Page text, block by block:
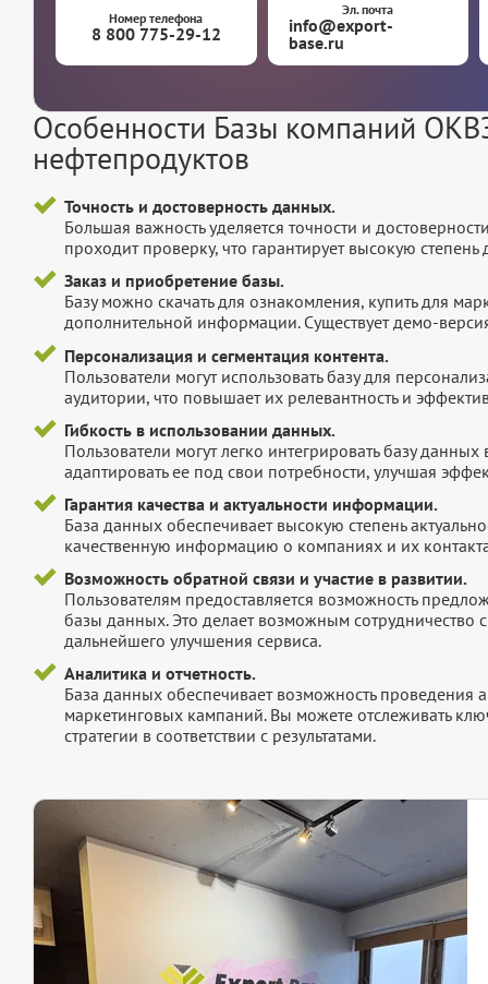
Номер телефона
8 800 775-29-12
Эл. почта
info@export-
base.ru
Особенности Базы компаний
нефтепродуктов
Точность и достоверность данных.
Большая важность уделяется точности и
проходит проверку, что гарантирует высокую
Заказ и приобретение базы.
Базу можно скачать для ознакомления, купить для
дополнительной информации. Существует демо-
Персонализация и сегментация контента.
Пользователи могут использовать базу для
аудитории, что повышает их релевантность и
Гибкость в использовании данных.
Пользователи могут легко интегрировать базу
адаптировать ее под свои потребности, улучшая
Гарантия качества и актуальности информации.
База данных обеспечивает высокую степень
качественную информацию о компаниях и их
Возможность обратной связи и участие в развитии.
Пользователям предоставляется возможность
базы данных. Это делает возможным сотрудничество
дальнейшего улучшения сервиса.
Аналитика и отчетность.
База данных обеспечивает возможность проведения
маркетинговых кампаний. Вы можете отслеживать
стратегии в соответствии с результатами.